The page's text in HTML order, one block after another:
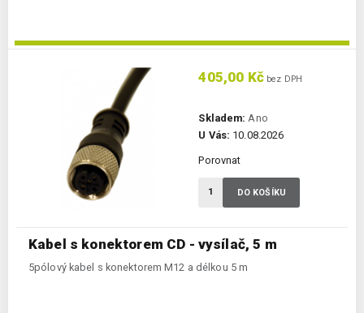
Kabel s konektorem CD - vysílač, 5 m
5pólový kabel s konektorem M12 a délkou 5 m
405,00 Kč bez DPH
Skladem: Ano
U Vás: 10.08.2026
Porovnat
DO KOŠÍKU